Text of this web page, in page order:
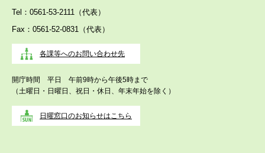
Tel：0561-53-2111（代表）
Fax：0561-52-0831（代表）
各課等へのお問い合わせ先
開庁時間 平日 午前9時から午後5時まで
（土曜日・日曜日、祝日・休日、年末年始を除く）
日曜窓口のお知らせはこちら